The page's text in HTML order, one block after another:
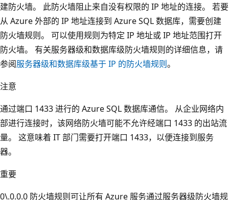
建防火墙。 此防火墙阻止来自没有权限的 IP 地址的连接。 若要
从 Azure 外部的 IP 地址连接到 Azure SQL 数据库，需要创建
防火墙规则。 可以使用规则为特定 IP 地址或 IP 地址范围打开
防火墙。 有关服务器级和数据库级防火墙规则的详细信息，请
参阅服务器级和数据库级基于 IP 的防火墙规则。
注意
通过端口 1433 进行的 Azure SQL 数据库通信。 从企业网络内
部进行连接时，该网络防火墙可能不允许经端口 1433 的出站流
量。 这意味着 IT 部门需要打开端口 1433，以便连接到服务
器。
重要
0\.0.0.0 防火墙规则可让所有 Azure 服务通过服务器级防火墙规